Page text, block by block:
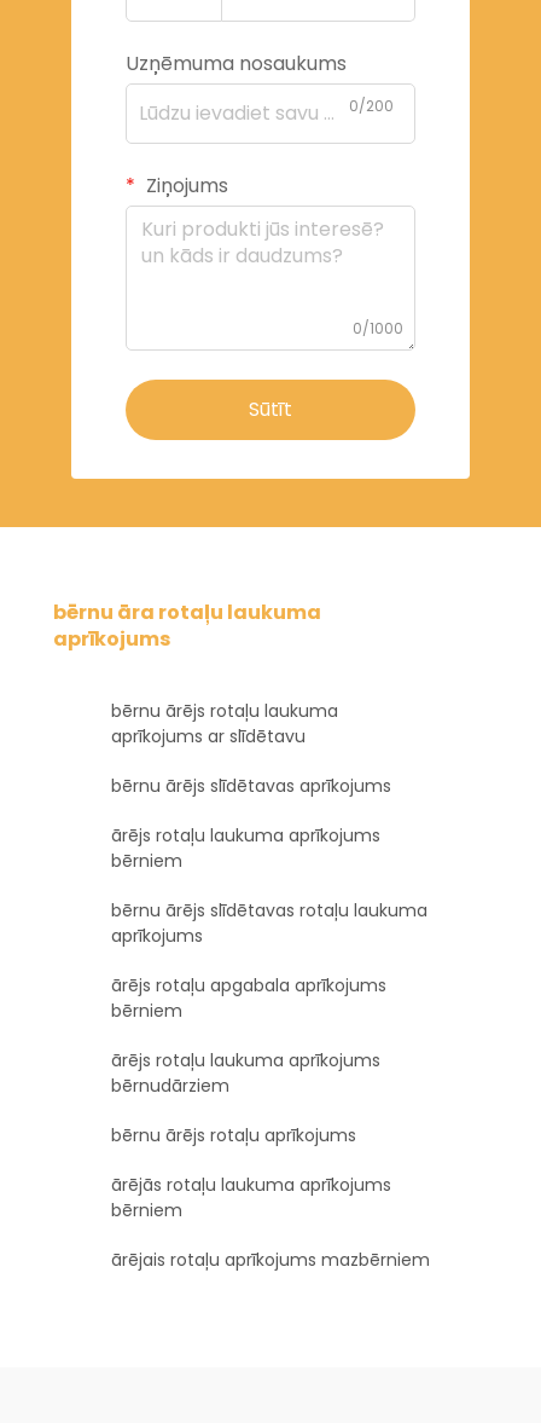
Uzņēmuma nosaukums
0/200
Ziņojums
0/1000
Sūtīt
bērnu āra rotaļu laukuma
aprīkojums
bērnu ārējs rotaļu laukuma
aprīkojums ar slīdētavu
bērnu ārējs slīdētavas aprīkojums
ārējs rotaļu laukuma aprīkojums
bērniem
bērnu ārējs slīdētavas rotaļu laukuma
aprīkojums
ārējs rotaļu apgabala aprīkojums
bērniem
ārējs rotaļu laukuma aprīkojums
bērnudārziem
bērnu ārējs rotaļu aprīkojums
ārējās rotaļu laukuma aprīkojums
bērniem
ārējais rotaļu aprīkojums mazbērniem